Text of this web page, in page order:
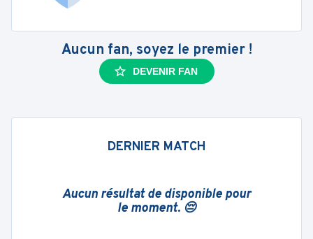
Aucun fan, soyez le premier !
DEVENIR FAN
DERNIER MATCH
Aucun résultat de disponible pour
le moment. 😔